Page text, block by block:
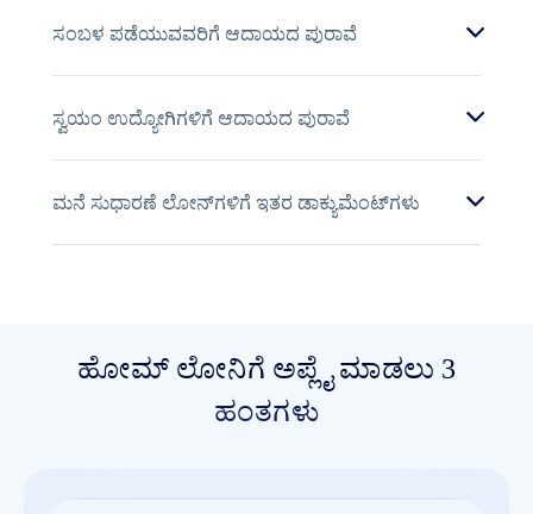
ಸಂಬಳ ಪಡೆಯುವವರಿಗೆ ಆದಾಯದ ಪುರಾವೆ
ಸ್ವಯಂ ಉದ್ಯೋಗಿಗಳಿಗೆ ಆದಾಯದ ಪುರಾವೆ
ಮನೆ ಸುಧಾರಣೆ ಲೋನ್‌ಗಳಿಗೆ ಇತರ ಡಾಕ್ಯುಮೆಂಟ್‌ಗಳು
ಹೋಮ್ ಲೋನಿಗೆ ಅಪ್ಲೈ ಮಾಡಲು 3
ಹಂತಗಳು